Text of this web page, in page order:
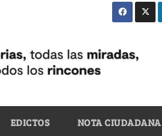
EDICTOS NOTA CIUDADANA